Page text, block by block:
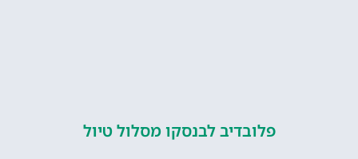
פלובדיב לבנסקו מסלול טיול